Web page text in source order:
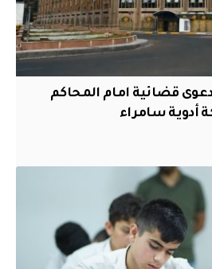
قضائية امام المحاكم
أدوية سامراء